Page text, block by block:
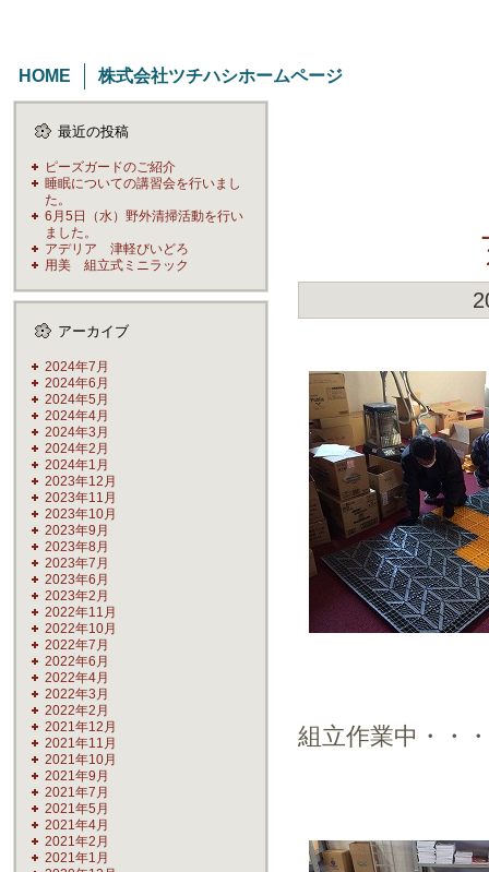
HOME 株式会社ツチハシホームページ
最近の投稿
ピーズガードのご紹介
睡眠についての講習会を行いまし
た。
6月5日（水）野外清掃活動を行い
ました。
アデリア 津軽びいどろ
用美 組立式ミニラック
アーカイブ
2024年7月
2024年6月
2024年5月
2024年4月
2024年3月
2024年2月
2024年1月
2023年12月
2023年11月
2023年10月
2023年9月
2023年8月
2023年7月
2023年6月
2023年2月
2022年11月
2022年10月
2022年7月
2022年6月
2022年4月
2022年3月
2022年2月
2021年12月
2021年11月
2021年10月
2021年9月
2021年7月
2021年5月
2021年4月
2021年2月
2021年1月
組立作業中・・